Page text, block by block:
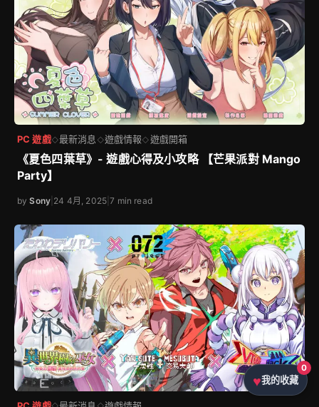
PC 遊戲◇最新消息 ◇遊戲情報◇遊戲開箱
《夏色四葉草》- 遊戲心得及小攻略 【芒果派對 Mango
Party】
bySony 24 4月, 2025 |7 min read
我的收藏
0